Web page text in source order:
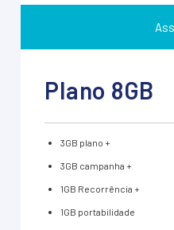
Plano 8GB
3GB plano +
3GB campanha +
1GB Recorrência +
1GB portabilidade